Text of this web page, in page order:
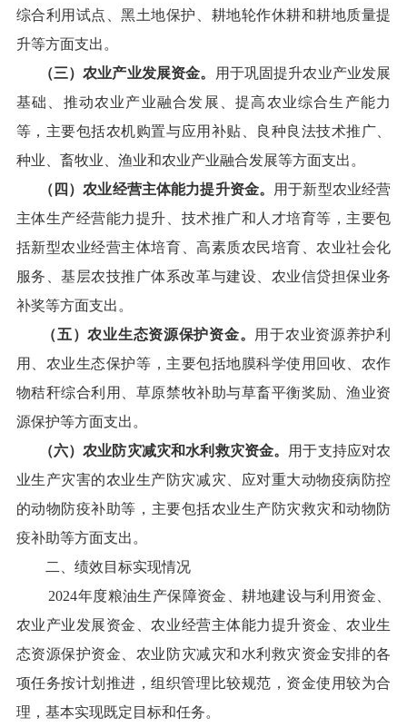
综合利用 试点
、黑土地保护、耕地轮作休耕和耕地质量提
升等方面支出。
（三）农业产业发展资金。
用于巩固提升农业产业发展
基础、推动农业产业融合发展、提高农业综合生产能力
等 ， 主要包括农机购置与应用补贴、良种良法技术推广、
种业、畜牧业、渔业和农业产业融合发展等方面支出。
（四）农业经营主体能力提升资金。 用于新型农业经营
主体生产经营能力提升、 技术推广和 人才培育等 ， 主要包
括新型农业经营主体培育、高素质农民培育、农业社会化
服务、基层农技推广体系改革与建设、农业信贷担保业务
补奖等方面支出 。
（五）农业生态资源保护资金。 用于农业资源养护利
用
农业生态保护等 ， 主要包括地膜科学使用回收
农作
物秸秆综合利用
、草原禁牧补助与草畜平衡奖励 、渔业资
源保护等方面支出 。
（六）农业防灾减灾和水利救灾资金。
用于支持应对农
业生产灾害的农业生产防灾减灾、应对重大动物疫病防控
的动物防疫补助等 ， 主要包括农业生产防灾救灾和动物防
疫补助等方面支出。
二、绩效目标实现情况
2024年度粮油生产保障资金 、耕地建设与利用资金
农业产业发展资金
、农业经营主体能力提升资金 、农业生
态资源保护资金
农业防灾减灾和水利救灾资金安排的各
项任务按计划推进，组织管理比较规范，资金使用较为合
理，基本实现既定目标和任务。